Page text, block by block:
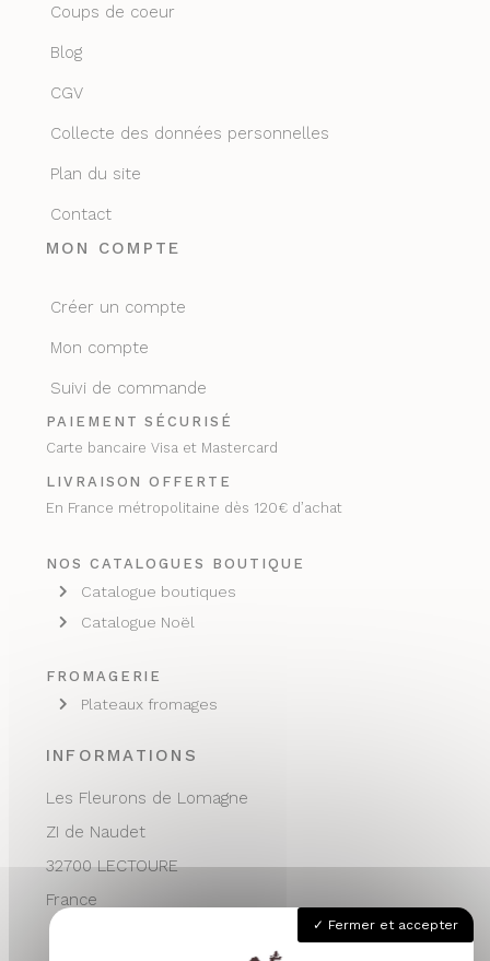
INFORMATIONS
Les Fleurons de Lomagne
ZI de Naudet
32700 LECTOURE
France
Coups de coeur
Blog
CGV
Collecte des données personnelles
Plan du site
Contact
MON COMPTE
Créer un compte
Mon compte
Suivi de commande
PAIEMENT SÉCURISÉ
Carte bancaire Visa et Mastercard
LIVRAISON OFFERTE
En France métropolitaine dès 120€ d’achat
NOS CATALOGUES BOUTIQUE
Catalogue boutiques
Catalogue Noël
FROMAGERIE
Plateaux fromages
Fermer et accepter